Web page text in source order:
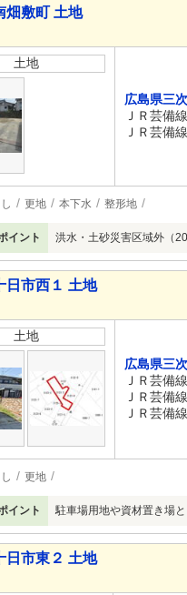
畑敷町 土地
土地
広島県三
ＪＲ芸備
ＪＲ芸備
更地 本下水 整形地
イント 洪水・土砂災害区域外（
日市西１ 土地
土地
広島県三
ＪＲ芸備
ＪＲ芸備
ＪＲ芸備
更地
イント 駐車場用地や資材置き場
日市東２ 土地